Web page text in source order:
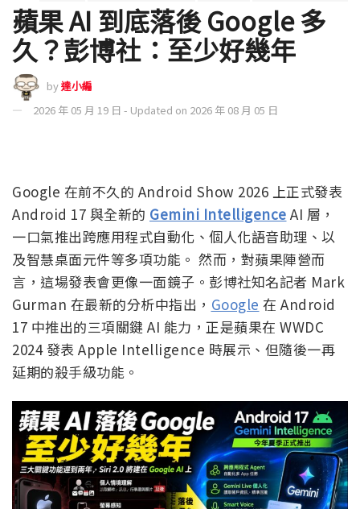
蘋果 AI 到底落後 Google 多
久？彭博社：至少好幾年
by達小編
2026 年 05 月 19 日 - Updated on 2026 年 08 月 05 日
Google 在前不久的 Android Show 2026 上正式發表
Android 17 與全新的 Gemini Intelligence AI 層，
一口氣推出跨應用程式自動化、個人化語音助理、以
及智慧桌面元件等多項功能。 然而，對蘋果陣營而
言，這場發表會更像一面鏡子。彭博社知名記者 Mark
Gurman 在最新的分析中指出， Google 在 Android
17 中推出的三項關鍵 AI 能力，正是蘋果在 WWDC
2024 發表 Apple Intelligence 時展示、但隨後一再
延期的殺手級功能。